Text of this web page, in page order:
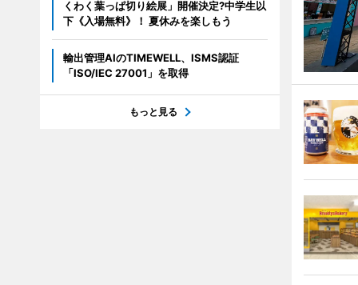
くわく葉っぱ切り絵展」開催決定?中学生以
下《入場無料》！ 夏休みを楽しもう
輸出管理AIのTIMEWELL、ISMS認証
「ISO/IEC 27001」を取得
もっと見る